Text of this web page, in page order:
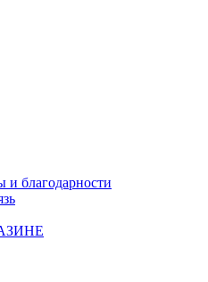
и благодарности